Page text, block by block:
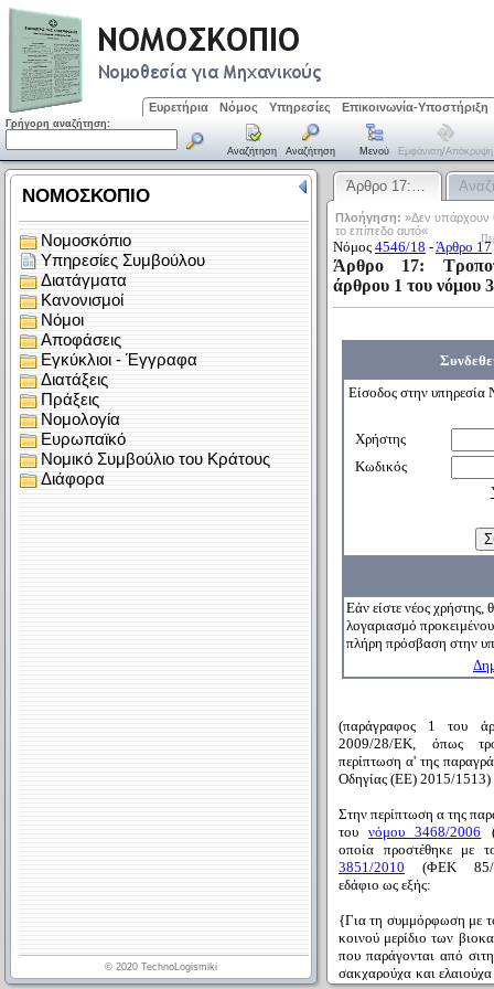
Ευρετήρια Νόμος Υπηρεσίες Επικοινωνία-Υποστήριξη
Γρήγορη αναζήτηση:
Αναζήτηση Αναζήτηση Μενού Εμφάνιση/απόκρυψη
Άρθρο 17:…